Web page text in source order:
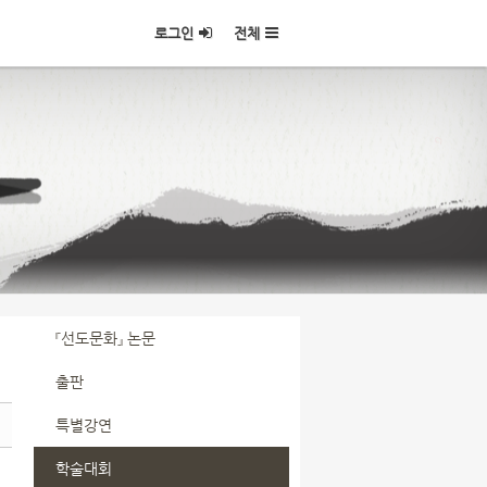
로그인 전체
『선도문화』 논문
출판
특별강연
학술대회